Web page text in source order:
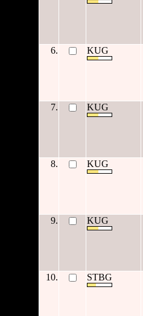
6. KUG
7. KUG
8. KUG
9. KUG
10. STBG